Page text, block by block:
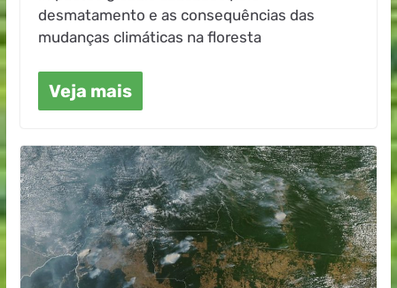
desmatamento e as consequências das
mudanças climáticas na floresta
Veja mais